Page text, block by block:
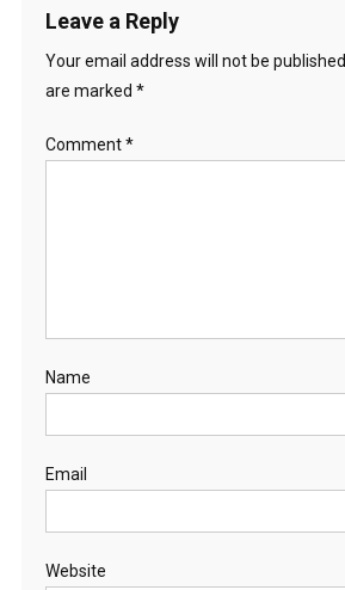
Leave a Reply
Your email address will not be published.
are marked *
Comment*
Name
Email
Website